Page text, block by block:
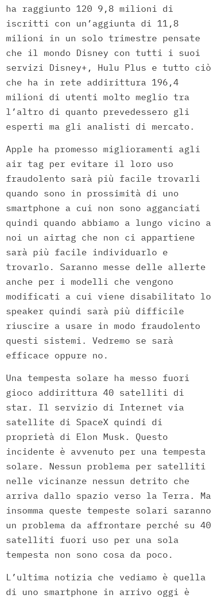
ha raggiunto 120 9,8 milioni di
iscritti con un’aggiunta di 11,8
milioni in un solo trimestre pensate
che il mondo Disney con tutti i suoi
servizi Disney+, Hulu Plus e tutto ciò
che ha in rete addirittura 196,4
milioni di utenti molto meglio tra
l’altro di quanto prevedessero gli
esperti ma gli analisti di mercato.
Apple ha promesso miglioramenti agli
air tag per evitare il loro uso
fraudolento sarà più facile trovarli
quando sono in prossimità di uno
smartphone a cui non sono agganciati
quindi quando abbiamo a lungo vicino a
noi un airtag che non ci appartiene
sarà più facile individuarlo e
trovarlo. Saranno messe delle allerte
anche per i modelli che vengono
modificati a cui viene disabilitato lo
speaker quindi sarà più difficile
riuscire a usare in modo fraudolento
questi sistemi. Vedremo se sarà
efficace oppure no.
Una tempesta solare ha messo fuori
gioco addirittura 40 satelliti di
star. Il servizio di Internet via
satellite di SpaceX quindi di
proprietà di Elon Musk. Questo
incidente è avvenuto per una tempesta
solare. Nessun problema per satelliti
nelle vicinanze nessun detrito che
arriva dallo spazio verso la Terra. Ma
insomma queste tempeste solari saranno
un problema da affrontare perché su 40
satelliti fuori uso per una sola
tempesta non sono cosa da poco.
L’ultima notizia che vediamo è quella
di uno smartphone in arrivo oggi è